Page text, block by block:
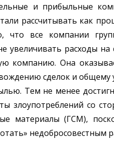
и прибыльные
рассчитывать как
все компании
расходы на
компанию. Она
сделок и
Тем не менее
злоупотреблений со
материалы (ГСМ),
недобросовестным